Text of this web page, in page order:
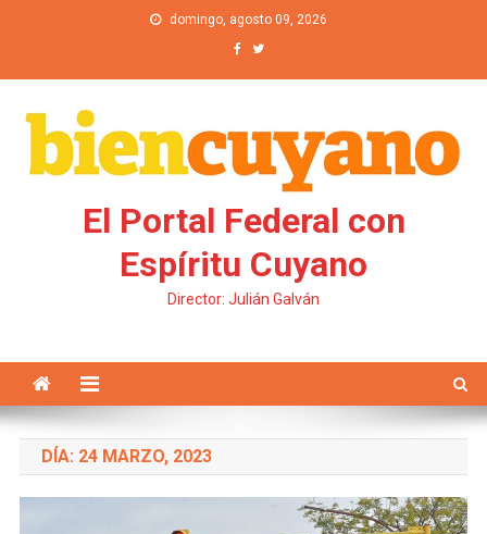
domingo, agosto 09, 2026
El Portal Federal con
Espíritu Cuyano
Director: Julián Galván
DÍA: 24 MARZO, 2023